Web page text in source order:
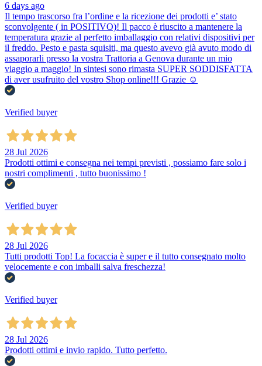
6 days ago
Il tempo trascorso fra l’ordine e la ricezione dei prodotti e’ stato
sconvolgente ( in POSITIVO)! Il pacco è riuscito a mantenere la
temperatura grazie al perfetto imballaggio con relativi dispositivi per
il freddo. Pesto e pasta squisiti, ma questo avevo già avuto modo di
assaporarli presso la vostra Trattoria a Genova durante un mio
viaggio a maggio! In sintesi sono rimasta SUPER SODDISFATTA
di aver usufruito del vostro Shop online!!! Grazie ☺️
Verified buyer
28 Jul 2026
Prodotti ottimi e consegna nei tempi previsti , possiamo fare solo i
nostri complimenti , tutto buonissimo !
Verified buyer
28 Jul 2026
Tutti prodotti Top! La focaccia è super e il tutto consegnato molto
velocemente e con imballi salva freschezza!
Verified buyer
28 Jul 2026
Prodotti ottimi e invio rapido. Tutto perfetto.